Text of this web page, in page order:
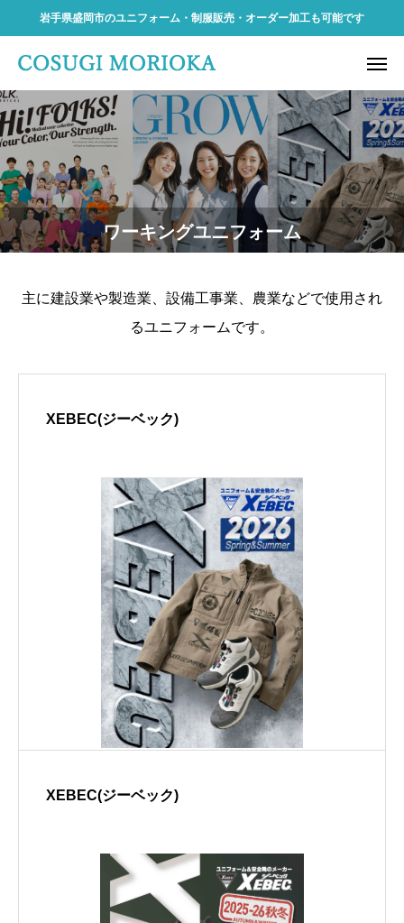
岩手県盛岡市のユニフォーム・制服販売・オーダー加工も可能です
ワーキングユニフォーム
主に建設業や製造業、設備工事業、農業などで使用され
るユニフォームです。
XEBEC(ジーベック)
XEBEC(ジーベック)